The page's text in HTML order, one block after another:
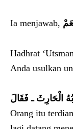
Ia menjawab,
Hadhrat
Anda usulkan
الْحَارِثَ ـ فَقَالَ
Orang itu